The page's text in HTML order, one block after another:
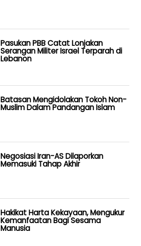
Pasukan PBB Catat Lonjakan
Serangan Militer Israel Terparah di
Lebanon
Batasan Mengidolakan Tokoh Non-
Muslim Dalam Pandangan Islam
Negosiasi Iran-AS Dilaporkan
Memasuki Tahap Akhir
Hakikat Harta Kekayaan, Mengukur
Kemanfaatan Bagi Sesama
Manusia